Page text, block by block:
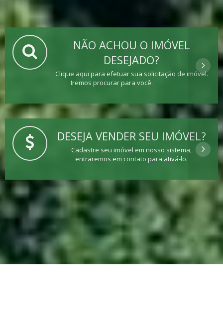
NÃO ACHOU O IMÓVEL
DESEJADO?
Clique aqui para efetuar sua solicitação de imóvel.
Iremos procurar para você.
DESEJA VENDER SEU IMÓVEL?
Cadastre seu imóvel em nosso sistema,
entraremos em contato para ativá-lo.